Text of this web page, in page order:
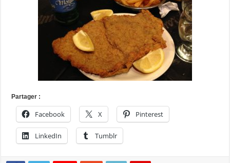
Partager :
Facebook X Pinterest
LinkedIn Tumblr